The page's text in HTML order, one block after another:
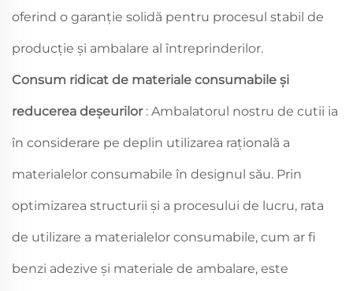
oferind o garanție solidă pentru procesul stabil de
producție și ambalare al întreprinderilor.
Consum ridicat de materiale consumabile și
reducerea deșeurilor : Ambalatorul nostru de cutii ia
în considerare pe deplin utilizarea rațională a
materialelor consumabile în designul său. Prin
optimizarea structurii și a procesului de lucru, rata
de utilizare a materialelor consumabile, cum ar fi
benzi adezive și materiale de ambalare, este